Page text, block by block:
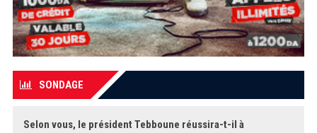
SONDAGE
Selon vous, le président Tebboune réussira-t-il à